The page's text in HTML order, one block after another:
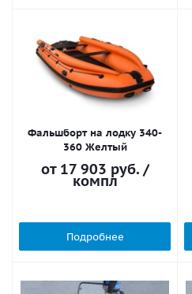
Фальшборт на лодку 340-
360 Желтый
от 17 903 руб. /
компл
Подробнее